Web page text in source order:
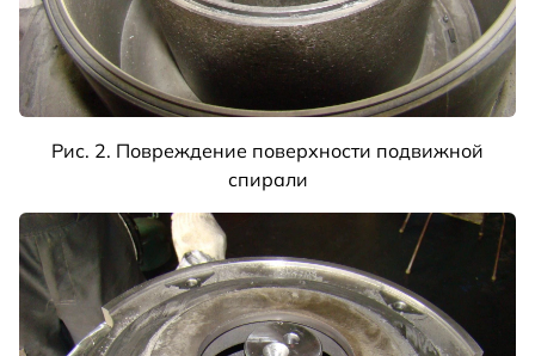
Рис. 2. Повреждение поверхности подвижной
спирали